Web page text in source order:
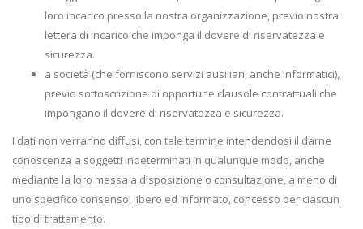
loro incarico presso la nostra organizzazione, previo nostra
lettera di incarico che imponga il dovere di riservatezza e
sicurezza.
a società (che forniscono servizi ausiliari, anche informatici),
previo sottoscrizione di opportune clausole contrattuali che
impongano il dovere di riservatezza e sicurezza.
I dati non verranno diffusi, con tale termine intendendosi il darne
conoscenza a soggetti indeterminati in qualunque modo, anche
mediante la loro messa a disposizione o consultazione, a meno di
uno specifico consenso, libero ed informato, concesso per ciascun
tipo di trattamento.